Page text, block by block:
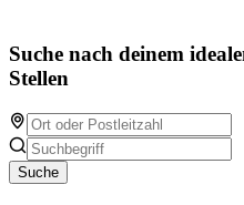
Suche nach deinem
Stellen
Suche